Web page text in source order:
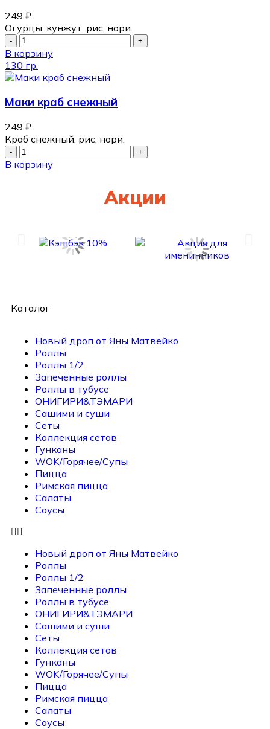
249 ₽
Огурцы, кунжут, рис, нори.
В корзину
130 гр.
Маки краб снежный
249 ₽
Краб снежный, рис, нори.
В корзину
Акции
Каталог
Новый дроп от Яны Матвейко
Роллы
Роллы 1/2
Запеченные роллы
Роллы в тубусе
ОНИГИРИ&ТЭМАРИ
Сашими и суши
Сеты
Коллекция сетов
Гунканы
WOK/Горячее/Супы
Пицца
Римская пицца
Салаты
Соусы
Новый дроп от Яны Матвейко
Роллы
Роллы 1/2
Запеченные роллы
Роллы в тубусе
ОНИГИРИ&ТЭМАРИ
Сашими и суши
Сеты
Коллекция сетов
Гунканы
WOK/Горячее/Супы
Пицца
Римская пицца
Салаты
Соусы